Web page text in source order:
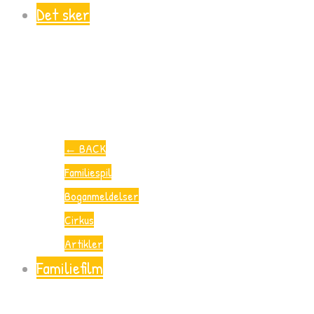
Det sker
← BACK
Familiespil
Boganmeldelser
Cirkus
Artikler
Familiefilm